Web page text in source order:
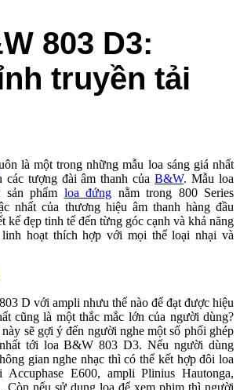
803 D3:
truyền tải
là một trong những mẫu loa sáng giá nhất
các tượng đài âm thanh củaB&W. Mẫu loa
phẩm loa đứng nằm trong 800 Series
nhất của thương hiệu âm thanh hàng đầu
kế đẹp tinh tế đến từng góc cạnh và khả năng
hoạt thích hợp với mọi thể loại nhại và
D với ampli nhưu thế nào để đạt được hiệu
cũng là một thắc mắc lớn của người dùng?
sẽ gợi ý đến người nghe một số phối ghép
tới loa B&W 803 D3. Nếu người dùng
gian nghe nhạc thì có thể kết hợp đôi loa
E600, ampli Plinius Hautonga,